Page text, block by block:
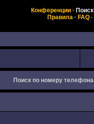
Конференции·
Правила · FAQ ·
Поиск по номеру